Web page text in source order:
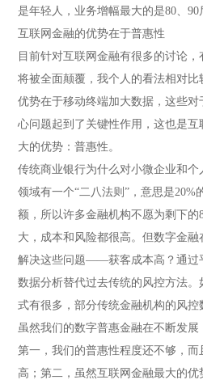
是年轻人，业务增幅最大的是80、90
互联网金融的优势在于普惠性
目前针对互联网金融有很多的讨论
将被全面颠覆，我个人的看法相对
优势在于移动终端加大数据，这些
心问题起到了关键性作用，这也是
大的优势：普惠性。
传统商业银行为什么对小微企业和
领域有一个“二八法则”，意思是20%
额，所以许多金融机构不愿为剩下的
大，成本和风险都很高。但数字金
解决这些问题——获客成本高？通过
数据分析替代过去传统的风控方法
式有很多，部分传统金融机构的风控
虽然我们的数字普惠金融在不断发展
第一，我们的普惠性程度还不够，
高；第二，虽然互联网金融最大的